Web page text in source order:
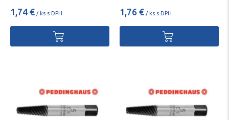
1,74 € / ks s DPH 1,76 € / ks s DPH